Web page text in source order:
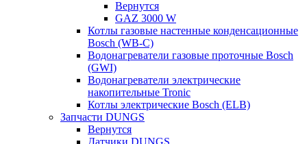
Вернутся
GAZ 3000 W
Котлы газовые настенные конденсационные
Bosch (WB-C)
Водонагреватели газовые проточные Bosch
(GWI)
Водонагреватели электрические
накопительные Tronic
Котлы электрические Bosch (ELB)
Запчасти DUNGS
Вернутся
Датчики DUNGS